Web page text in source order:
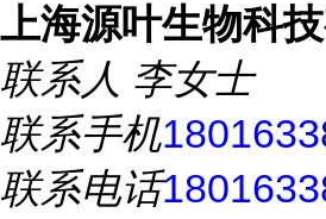
上海源叶生物科
联系人 李女士
联系手机
联系电话